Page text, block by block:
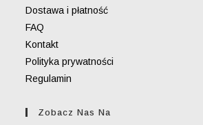
Dostawa i płatność
FAQ
Kontakt
Polityka prywatności
Regulamin
Zobacz Nas Na